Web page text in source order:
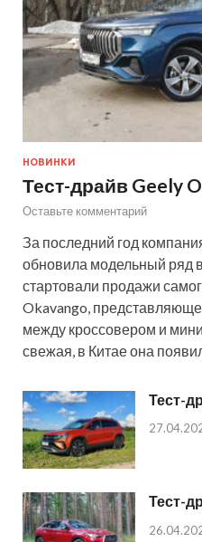
НОВИНКИ
Тест-драйв Geely
Оставьте комментарий
За последний год
обновила модельный ряд
стартовали продажи
Okavango,
между кроссовером и
свежая, в Китае она
Тест-
Тест-